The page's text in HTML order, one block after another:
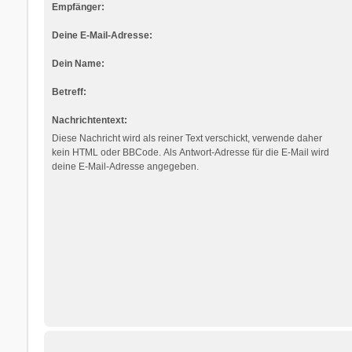
Empfänger:
Deine E-Mail-Adresse:
Dein Name:
Betreff:
Nachrichtentext:
Diese Nachricht wird als reiner Text verschickt, verwende daher
kein HTML oder BBCode. Als Antwort-Adresse für die E-Mail wird
deine E-Mail-Adresse angegeben.